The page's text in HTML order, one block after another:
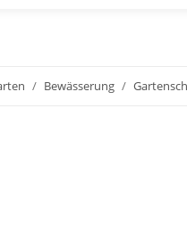
Bewässerung